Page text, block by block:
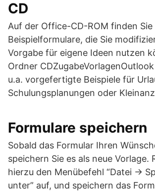
CD
Auf der Office-CD-ROM finden Sie
Beispielformulare, die Sie
Vorgabe für eigene Ideen nutzen
Ordner
u.a. vorgefertigte Beispiele für
Schulungsplanungen oder
Formulare speichern
Sobald das Formular Ihren
speichern Sie es als neue Vorlage.
hierzu den Menübefehl “Datei ->
unter” auf, und speichern das